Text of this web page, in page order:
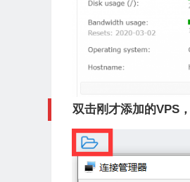
双击刚才添加的VPS